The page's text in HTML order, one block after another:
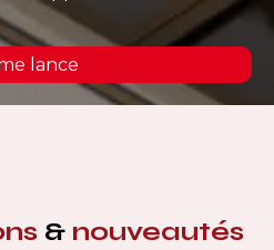
lance
& nouveautés